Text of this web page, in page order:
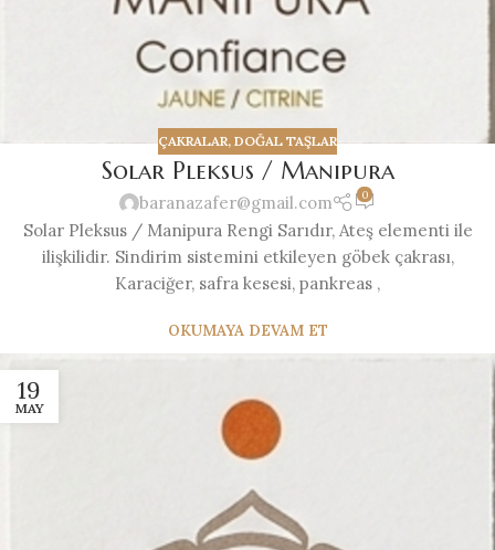
ÇAKRALAR, DOĞAL TAŞLAR
Solar Pleksus / Manipura
baranazafer@gmail.com 0
Solar Pleksus / Manipura Rengi Sarıdır, Ateş elementi ile
ilişkilidir. Sindirim sistemini etkileyen göbek çakrası,
Karaciğer, safra kesesi, pankreas ,
OKUMAYA DEVAM ET
19
MAY